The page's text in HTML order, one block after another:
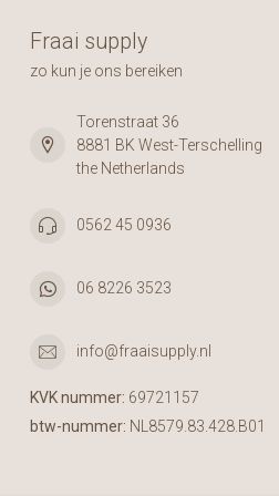
Fraai supply
zo kun je ons bereiken
Torenstraat 36
8881 BK West-Terschelling
the Netherlands
0562 45 0936
06 8226 3523
info@fraaisupply.nl
KVK nummer: 69721157
btw-nummer: NL8579.83.428.B01